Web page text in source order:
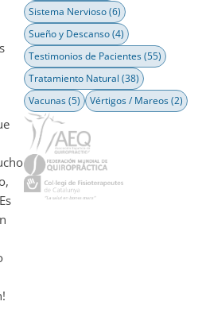
Sistema Nervioso(6)
Sueño y Descanso(4)
Testimonios de Pacientes(55)
Tratamiento Natural (38)
Vacunas(5) Vértigos / Mareos(2)